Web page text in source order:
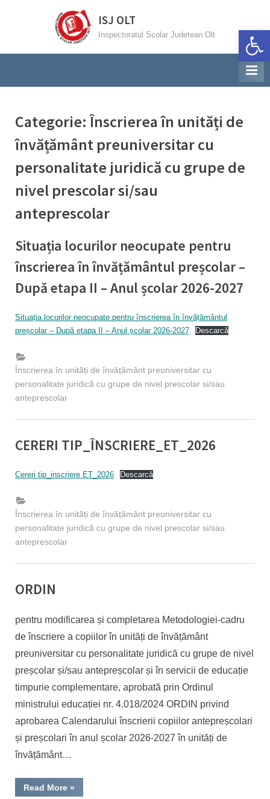
Deschide
ISJ OLT
Inspectoratul Scolar Judetean Olt
Categorie:Înscrierea în unități de
învățământ preuniversitar cu
personalitate juridică cu grupe de
nivel prescolar si/sau
anteprescolar
Situația locurilor neocupate pentru
înscrierea în învățământul preșcolar –
După etapa II – Anul școlar 2026-2027
on
20/07/2026
Educatie timpurie Inspector
Situația locurilor neocupate pentru înscrierea în învățământul
preșcolar – După etapa II – Anul școlar 2026-2027
Descarcă
Înscrierea în unități de învățământ preuniversitar cu
personalitate juridică cu grupe de nivel prescolar si/sau
anteprescolar
CERERI TIP_ÎNSCRIERE_ET_2026
21/05/2026
Educatie timpurie Inspector
Cereri tip_inscriere ET_2026 Descarcă
Înscrierea în unități de învățământ preuniversitar cu
personalitate juridică cu grupe de nivel prescolar si/sau
anteprescolar
ORDIN
pentru modificarea și completarea Metodologiei-cadru
de înscriere a copiilor în unități de învățământ
preuniversitar cu personalitate juridică cu grupe de nivel
preșcolar și/sau antepreșcolar și în servicii de educație
timpurie complementare, aprobată prin Ordinul
ministrului educației nr. 4.018/2024 ORDIN privind
aprobarea Calendarului înscrierii copiilor antepreșcolari
și preșcolari în anul școlar 2026-2027 în unități de
învățământ…
Read More“ORDIN”
»